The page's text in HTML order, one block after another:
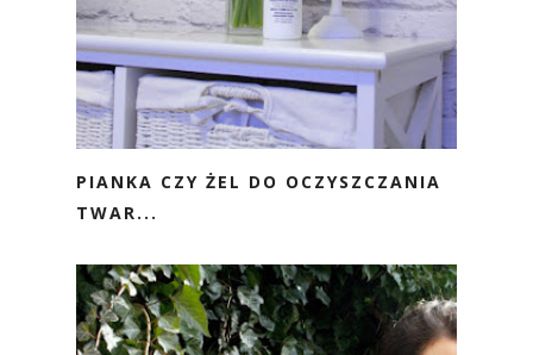
PIANKA CZY ŻEL DO OCZYSZCZANIA
TWAR...